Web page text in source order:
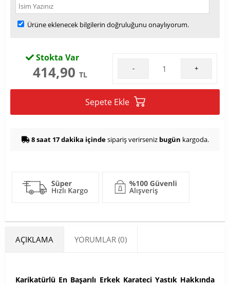
Ürüne eklenecek bilgilerin doğruluğunu onaylıyorum.
Stokta Var
414,90 TL
- +
Sepete Ekle
8 saat 17 dakika içindesipariş verirseniz bugün kargoda.
AÇIKLAMA YORUMLAR (0)
Karikatürlü En Başarılı Erkek Karateci Yastık Hakkında